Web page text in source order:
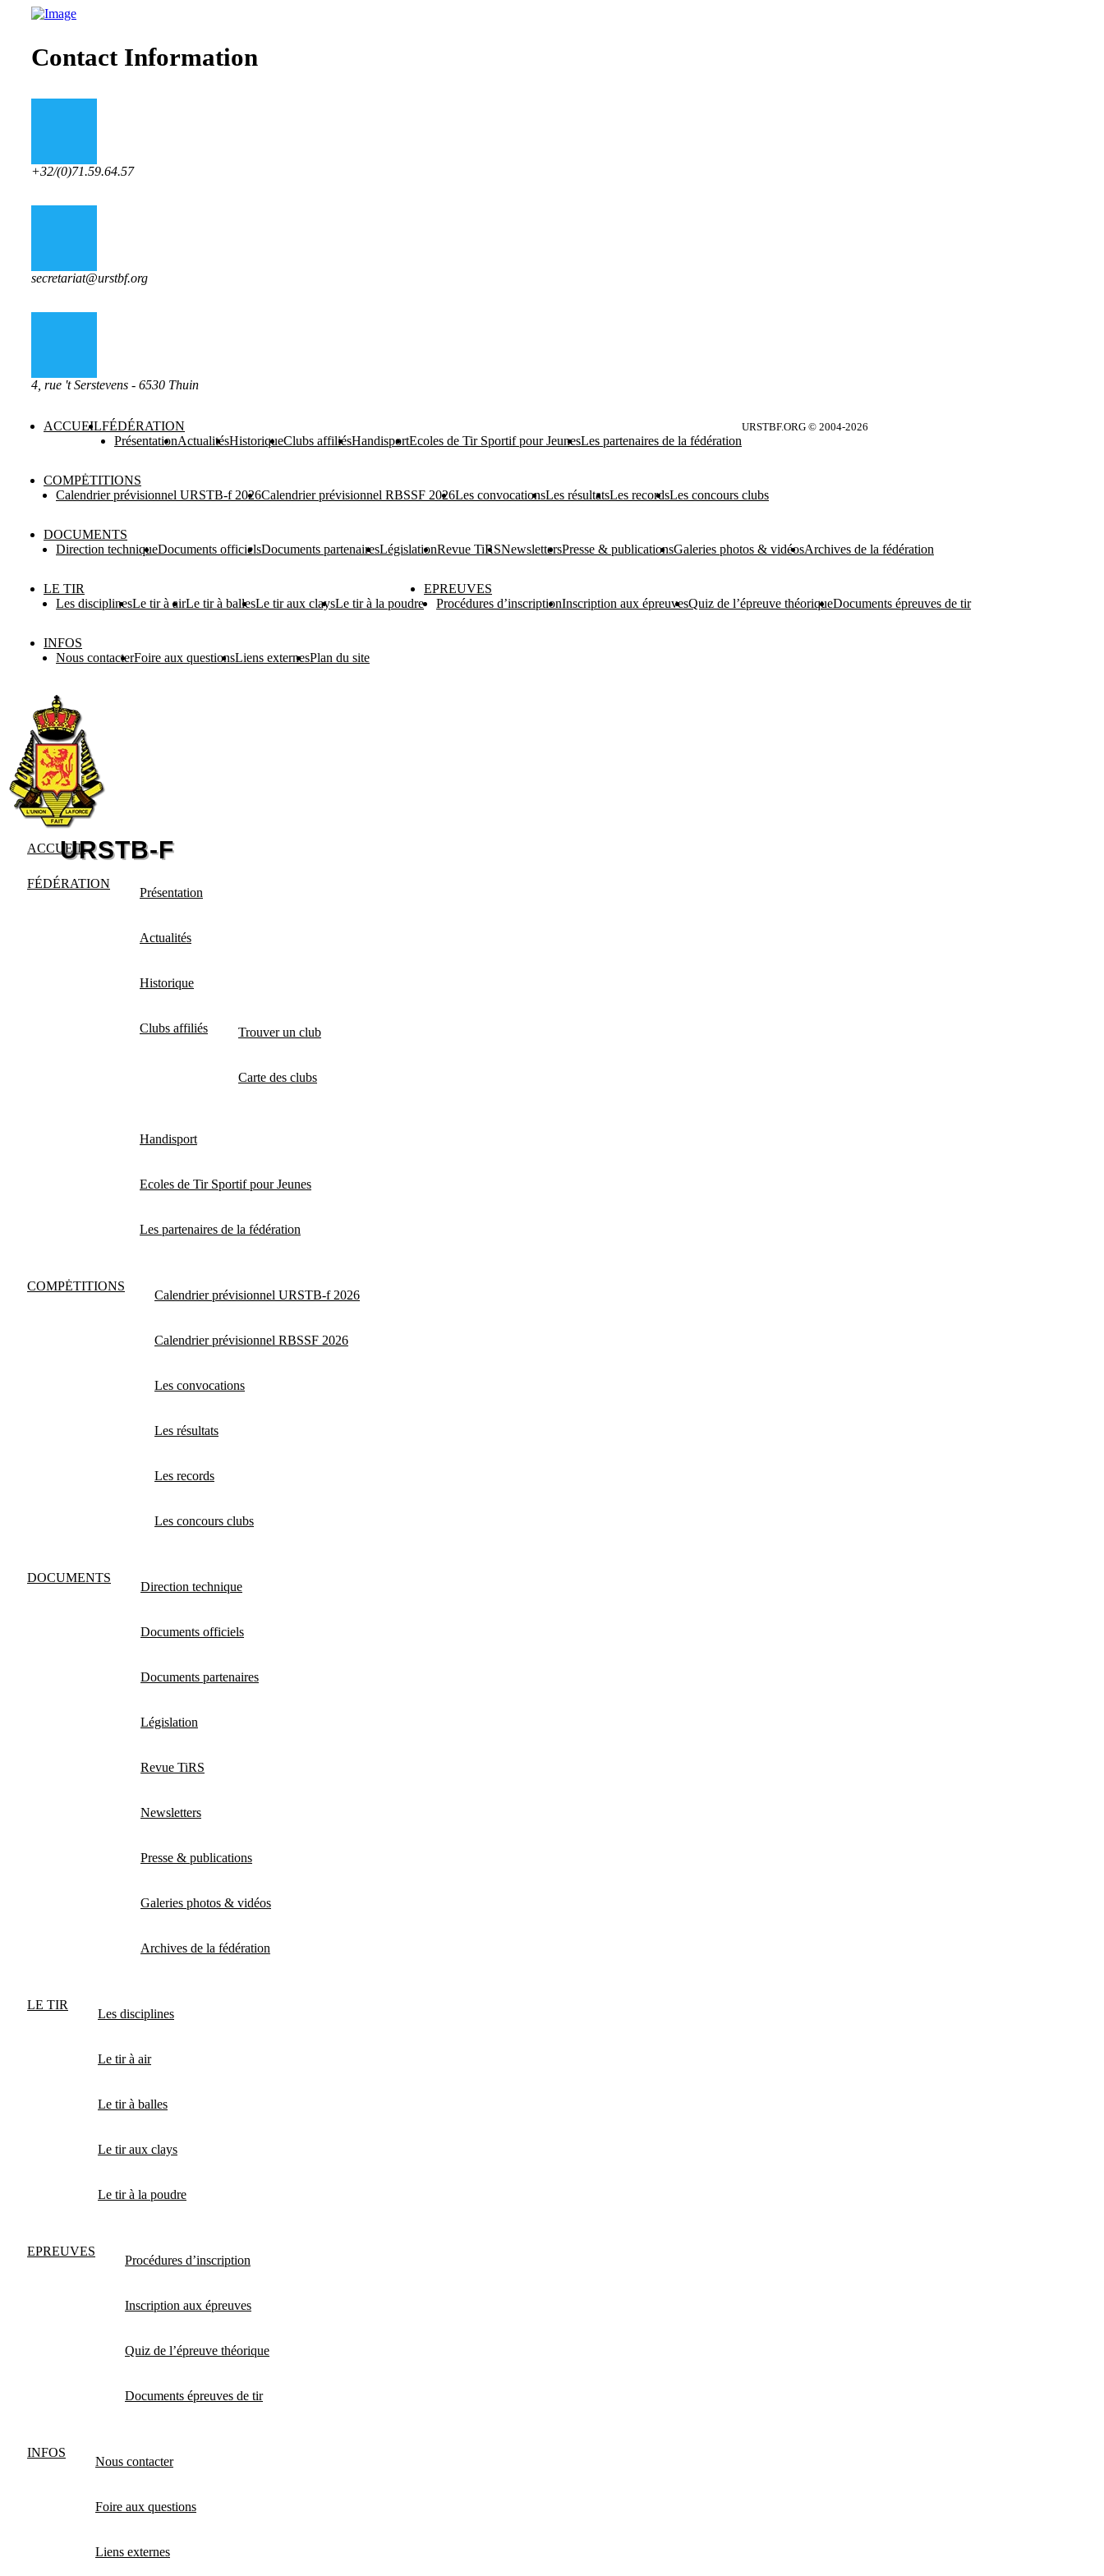
Contact Information
+32/(0)71.59.64.57
secretariat@urstbf.org
4, rue 't Serstevens - 6530 Thuin
ACCUEILFÉDÉRATION
PrésentationActualitésHistoriqueClubs affiliésHandisportEcoles de Tir Sportif pour JeunesLes partenaires de la fédération
COMPĖTITIONS
Calendrier prévisionnel URSTB-f 2026Calendrier prévisionnel RBSSF 2026Les convocationsLes résultatsLes recordsLes concours clubs
DOCUMENTS
Direction techniqueDocuments officielsDocuments partenairesLégislationRevue TiRSNewslettersPresse & publicationsGaleries photos & vidéosArchives de la fédération
LE TIR
Les disciplinesLe tir à airLe tir à ballesLe tir aux claysLe tir à la poudre
EPREUVES
Procédures d’inscriptionInscription aux épreuvesQuiz de l’épreuve théoriqueDocuments épreuves de tir
INFOS
Nous contacterFoire aux questionsLiens externesPlan du site
URSTBF.ORG © 2004-2026
ACCUEIL
FÉDÉRATION
Présentation
Actualités
Historique
Clubs affiliés Trouver un club
Carte des clubs
Handisport
Ecoles de Tir Sportif pour Jeunes
Les partenaires de la fédération
COMPĖTITIONS
Calendrier prévisionnel URSTB-f 2026
Calendrier prévisionnel RBSSF 2026
Les convocations
Les résultats
Les records
Les concours clubs
DOCUMENTS
Direction technique
Documents officiels
Documents partenaires
Législation
Revue TiRS
Newsletters
Presse & publications
Galeries photos & vidéos
Archives de la fédération
LE TIR
Les disciplines
Le tir à air
Le tir à balles
Le tir aux clays
Le tir à la poudre
EPREUVES
Procédures d’inscription
Inscription aux épreuves
Quiz de l’épreuve théorique
Documents épreuves de tir
INFOS
Nous contacter
Foire aux questions
Liens externes